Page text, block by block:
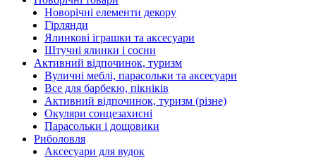
Новорічні елементи декору
Гірлянди
Ялинкові іграшки та аксесуари
Штучні ялинки і сосни
Активний відпочинок, туризм
Вуличні меблі, парасольки та аксесуари
Все для барбекю, пікніків
Активний відпочинок, туризм (різне)
Окуляри сонцезахисні
Парасольки і дощовики
Риболовля
Аксесуари для вудок